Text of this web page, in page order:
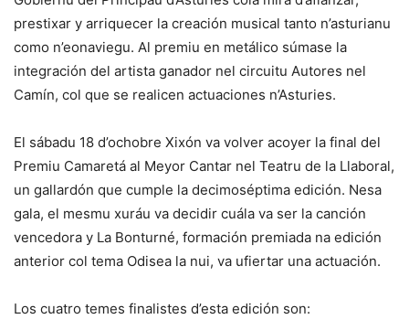
prestixar y arriquecer la creación musical tanto n’asturianu
como n’eonaviegu. Al premiu en metálico súmase la
integración del artista ganador nel circuitu Autores nel
Camín, col que se realicen actuaciones n’Asturies.
El sábadu 18 d’ochobre Xixón va volver acoyer la final del
Premiu Camaretá al Meyor Cantar nel Teatru de la Llaboral,
un gallardón que cumple la decimoséptima edición. Nesa
gala, el mesmu xuráu va decidir cuála va ser la canción
vencedora y La Bonturné, formación premiada na edición
anterior col tema Odisea la nui, va ufiertar una actuación.
Los cuatro temes finalistes d’esta edición son: